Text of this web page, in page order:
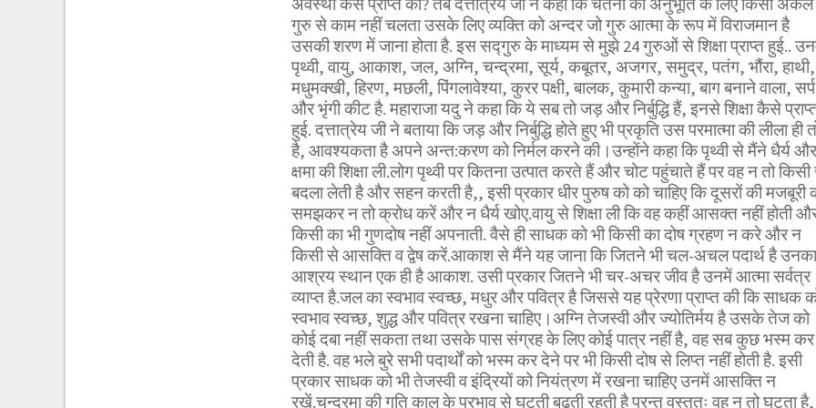
गुरु से काम नहीं चलता उसके लिए व्यक्ति को अन्दर जो गुरु आत्मा के रूप में विराजमान है
उसकी शरण में जाना होता है. इस सद्गुरु के माध्यम से मुझे 24 गुरुओं से शिक्षा प्राप्त हुई..
पृथ्वी, वायु, आकाश, जल, अग्नि, चन्द्रमा, सूर्य, कबूतर, अजगर, समुद्र, पतंग, भौंरा, हाथी,
मधुमक्खी, हिरण, मछली, पिंगलावेश्या, कुरर पक्षी, बालक, कुमारी कन्या, बाग बनाने वाला, सर्प
और भृंगी कीट है. महाराजा यदु ने कहा कि ये सब तो जड़ और निर्बुद्धि हैं, इनसे शिक्षा कैसे
हुई. दत्तात्रेय जी ने बताया कि जड़ और निर्बुद्धि होते हुए भी प्रकृति उस परमात्मा की लीला ही
है, आवश्यकता है अपने अन्त:करण को निर्मल करने की।उन्होंने कहा कि पृथ्वी से मैंने धैर्य और
क्षमा की शिक्षा ली.लोग पृथ्वी पर कितना उत्पात करते हैं और चोट पहुंचाते हैं पर वह न तो
बदला लेती है और सहन करती है,, इसी प्रकार धीर पुरुष को को चाहिए कि दूसरों की मजबूरी
समझकर न तो क्रोध करें और न धैर्य खोए.वायु से शिक्षा ली कि वह कहीं आसक्त नहीं होती
किसी का भी गुणदोष नहीं अपनाती. वैसे ही साधक को भी किसी का दोष ग्रहण न करे और न
किसी से आसक्ति व द्वेष करें.आकाश से मैंने यह जाना कि जितने भी चल-अचल पदार्थ है उनका
आश्रय स्थान एक ही है आकाश. उसी प्रकार जितने भी चर-अचर जीव है उनमें आत्मा सर्वत्र
व्याप्त है.जल का स्वभाव स्वच्छ, मधुर और पवित्र है जिससे यह प्रेरणा प्राप्त की कि साधक
स्वभाव स्वच्छ, शुद्ध और पवित्र रखना चाहिए।अग्नि तेजस्वी और ज्योतिर्मय है उसके तेज को
कोई दबा नहीं सकता तथा उसके पास संग्रह के लिए कोई पात्र नहीं है, वह सब कुछ भस्म कर
देती है. वह भले बुरे सभी पदार्थों को भस्म कर देने पर भी किसी दोष से लिप्त नहीं होती है. इसी
प्रकार साधक को भी तेजस्वी व इंद्रियों को नियंत्रण में रखना चाहिए उनमें आसक्ति न
रखें.चन्द्रमा की गति काल के प्रभाव से घटती बढ़ती रहती है परन्तु वस्तुतः वह न तो घटता